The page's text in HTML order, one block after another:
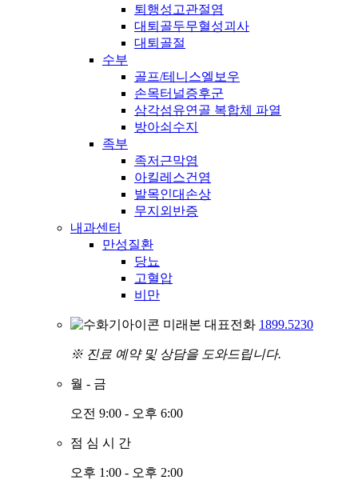
퇴행성고관절염
대퇴골두무혈성괴사
대퇴골절
수부
골프/테니스엘보우
손목터널증후군
삼각섬유연골 복합체 파열
방아쇠수지
족부
족저근막염
아킬레스건염
발목인대손상
무지외반증
내과센터
만성질환
당뇨
고혈압
비만
미래본 대표전화 1899.5230
※ 진료 예약 및 상담을 도와드립니다.
월 - 금
오전 9:00 - 오후 6:00
점 심 시 간
오후 1:00 - 오후 2:00